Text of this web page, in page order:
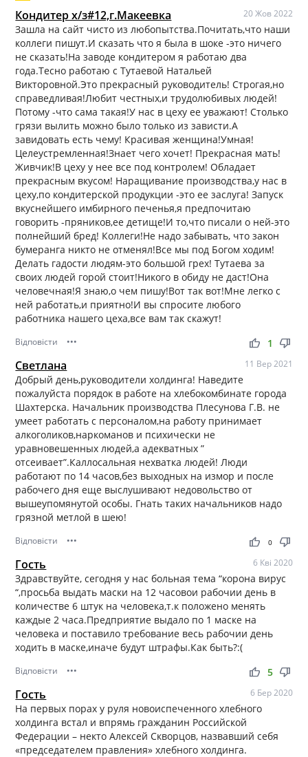
Кондитер х/з#12,г.Макеевка 20 Жов 2022
Зашла на сайт чисто из любопытства.Почитать,что наши
коллеги пишут.И сказать что я была в шоке -это ничего
не сказать!На заводе кондитером я работаю два
года.Тесно работаю с Тутаевой Натальей
Викторовной.Это прекрасный руководитель! Строгая,но
справедливая!Любит честных,и трудолюбивых людей!
Потому -что сама такая!У нас в цеху ее уважают! Столько
грязи вылить можно было только из зависти.А
завидовать есть чему! Красивая женщина!Умная!
Целеустремленная!Знает чего хочет! Прекрасная мать!
Живчик!В цеху у нее все под контролем! Обладает
прекрасным вкусом! Наращивание производства,у нас в
цеху,по кондитерской продукции -это ее заслуга! Запуск
вкуснейшего имбирного печенья,я предпочитаю
говорить -пряников,ее детище!И то,что писали о ней-это
полнейший бред! Коллеги!Не надо забывать, что закон
бумеранга никто не отменял!Все мы под Богом ходим!
Делать гадости людям-это большой грех! Тутаева за
своих людей горой стоит!Никого в обиду не даст!Она
человечная!Я знаю,о чем пишу!Вот так вот!Мне легко с
ней работать,и приятно!И вы спросите любого
работника нашего цеха,все вам так скажут!
Відповісти ••• thumb_up thumb_down
1
Светлана 11 Вер 2021
Добрый день,руководители холдинга! Наведите
пожалуйста порядок в работе на хлебокомбинате города
Шахтерска. Начальник производства Плесунова Г.В. не
умеет работать с персоналом,на работу принимает
алкоголиков,наркоманов и психически не
уравновешенных людей,а адекватных ”
отсеивает”.Каллосальная нехватка людей! Люди
работают по 14 часов,без выходных на измор и после
рабочего дня еще выслушивают недовольство от
вышеупомянутой особы. Гнать таких начальников надо
грязной метлой в шею!
Відповісти ••• thumb_up thumb_down
0
Гость 6 Кві 2020
Здравствуйте, сегодня у нас больная тема “корона вирус
“,просьба выдать маски на 12 часовои рабочии день в
количестве 6 штук на человека,т.к положено менять
каждые 2 часа.Предприятие выдало по 1 маске на
человека и поставило требование весь рабочии день
ходить в маске,иначе будут штрафы.Как быть?:(
Відповісти ••• thumb_up thumb_down
5
Гость 6 Бер 2020
На первых порах у руля новоиспеченного хлебного
холдинга встал и впрямь гражданин Российской
Федерации – некто Алексей Скворцов, назвавший себя
«председателем правления» хлебного холдинга.